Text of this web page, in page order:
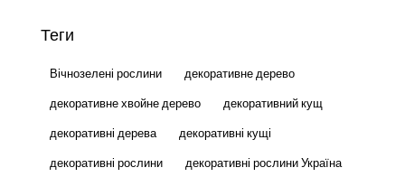
Теги
Вічнозелені рослини
декоративне дерево
декоративне хвойне дерево
декоративний кущ
декоративні дерева
декоративні кущі
декоративні рослини
декоративні рослини Україна